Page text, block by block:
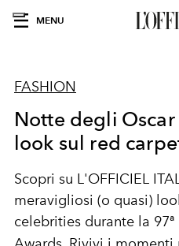
MENU
FASHION
Notte degli
look sul red
Scopri su L'OFFICIEL
meravigliosi (o quasi)
celebrities durante la